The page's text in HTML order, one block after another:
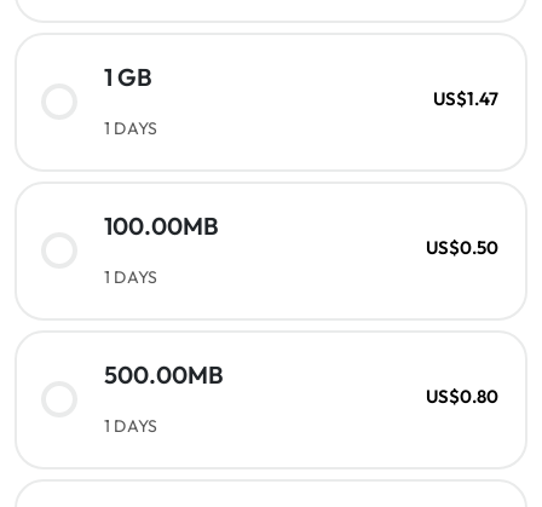
1 GB
1 DAYS
US$1.47
100.00MB
1 DAYS
US$0.50
500.00MB
1 DAYS
US$0.80